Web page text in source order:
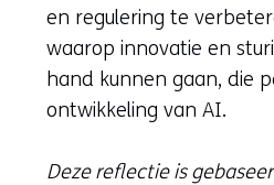
en regulering te
waarop innovatie en
hand kunnen gaan, die
ontwikkeling van AI.
Deze reflectie is